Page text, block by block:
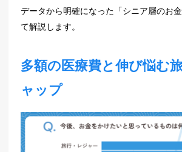
データから明確になった「シニア層のお
て解説します。
多額の医療費と伸び悩む
ャップ